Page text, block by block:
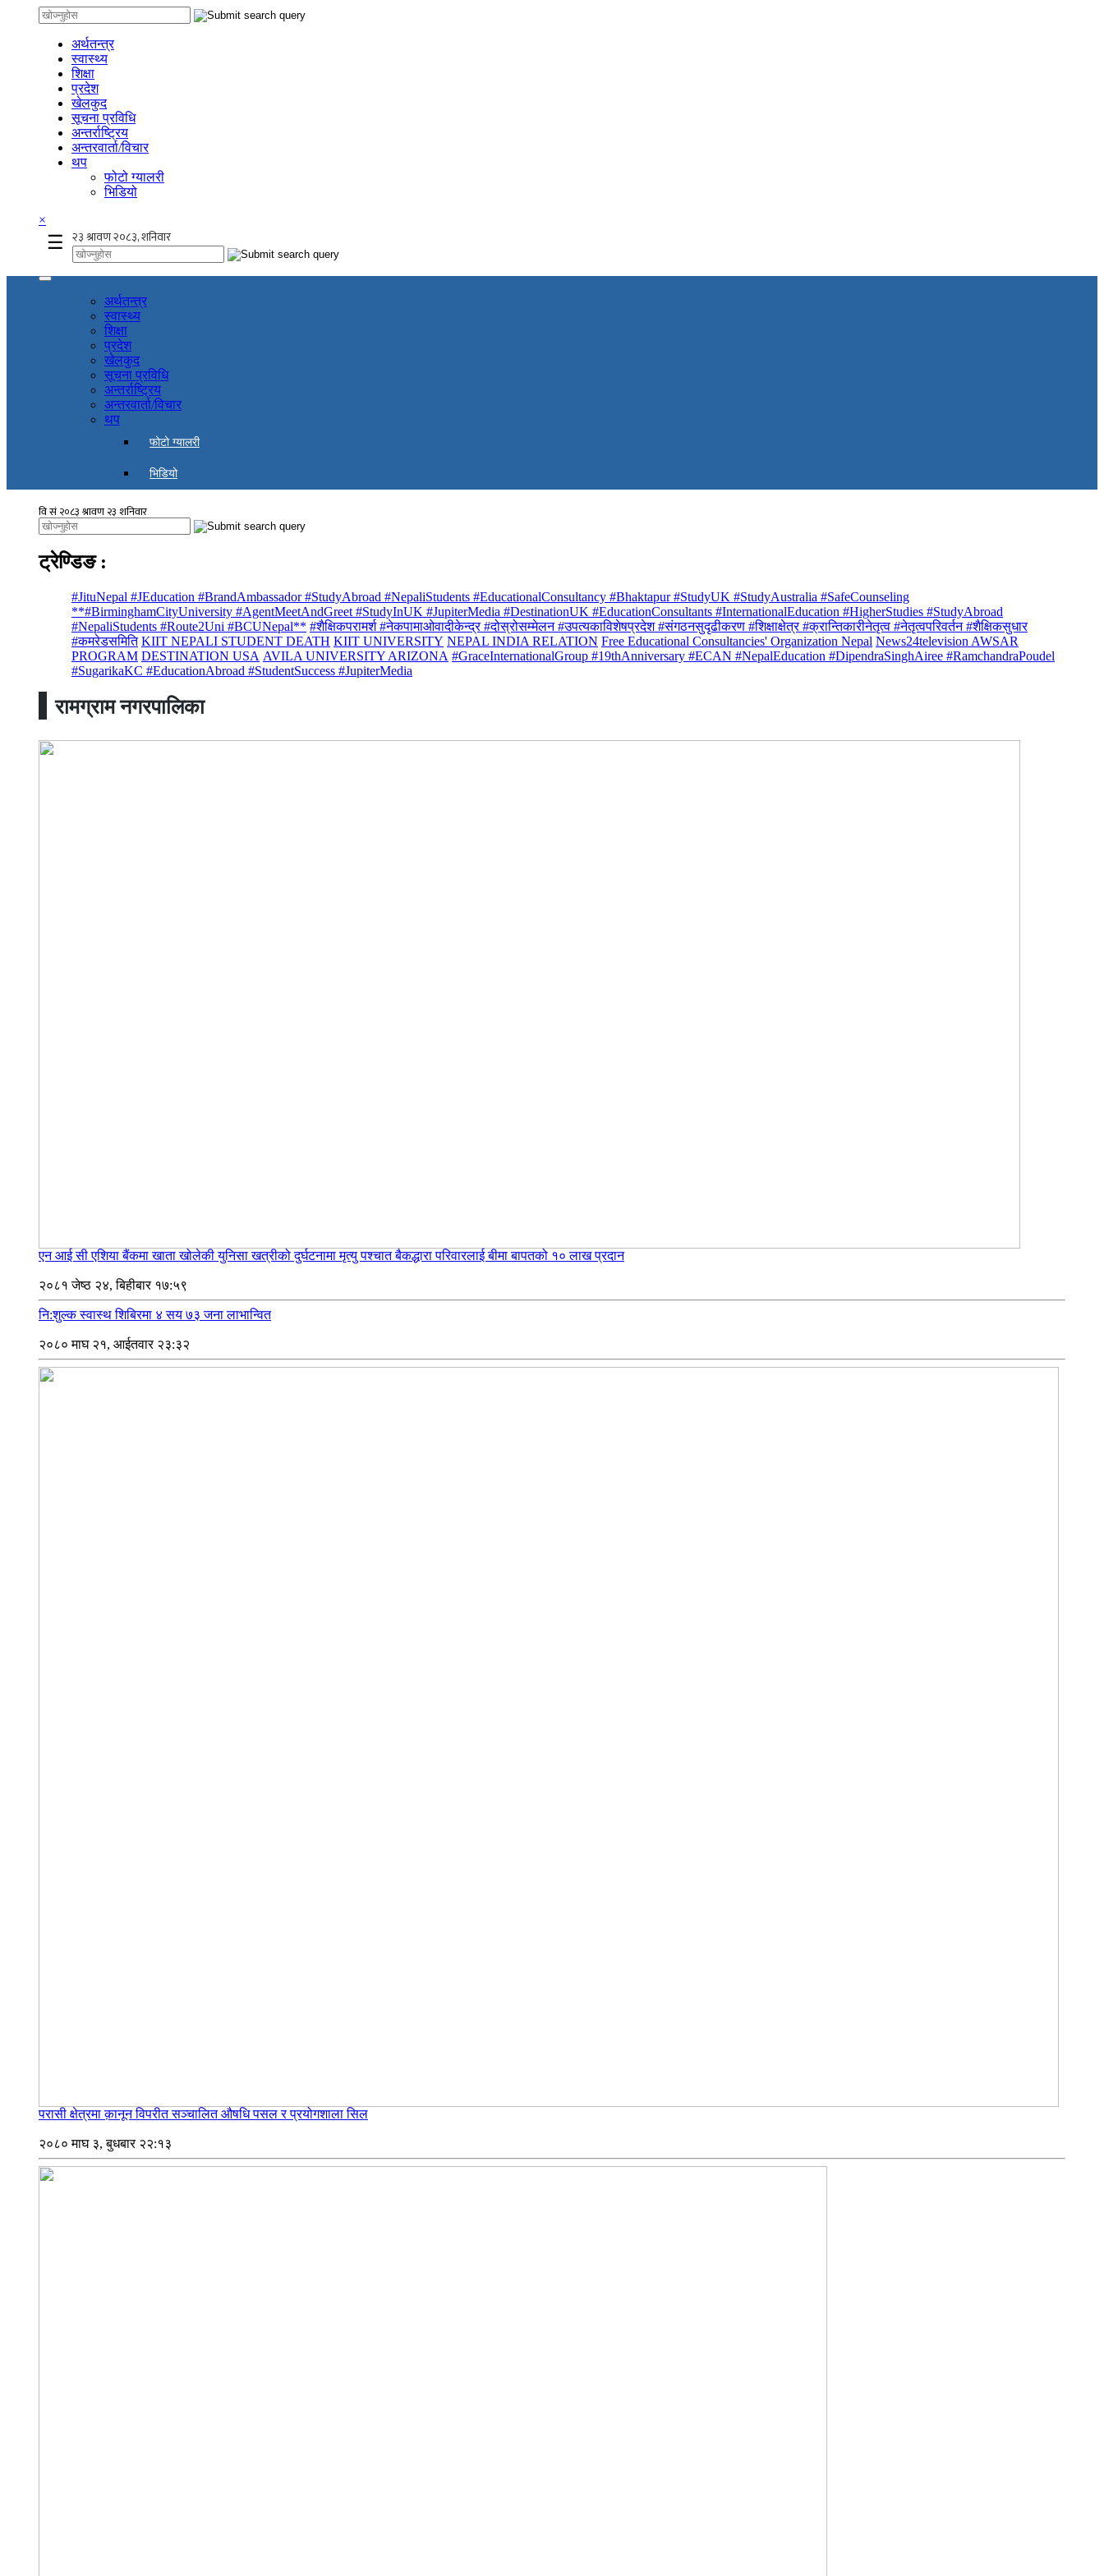
अर्थतन्त्र
स्वास्थ्य
शिक्षा
प्रदेश
खेलकुद
सूचना प्रविधि
अन्तर्राष्ट्रिय
अन्तरवार्ता/विचार
थप
फोटो ग्यालरी
भिडियो
×
☰
अर्थतन्त्र
स्वास्थ्य
शिक्षा
प्रदेश
खेलकुद
सूचना प्रविधि
अन्तर्राष्ट्रिय
अन्तरवार्ता/विचार
थप
फोटो ग्यालरी
भिडियो
ट्रेण्डिङ :
#JituNepal #JEducation #BrandAmbassador #StudyAbroad #NepaliStudents #EducationalConsultancy #Bhaktapur #StudyUK #StudyAustralia #SafeCounseling
**#BirminghamCityUniversity #AgentMeetAndGreet #StudyInUK #JupiterMedia #DestinationUK #EducationConsultants #InternationalEducation #HigherStudies #StudyAbroad
#NepaliStudents #Route2Uni #BCUNepal** #शैक्षिकपरामर्श #नेकपामाओवादीकेन्द्र #दोस्रोसम्मेलन #उपत्यकाविशेषप्रदेश #संगठनसुदृढीकरण #शिक्षाक्षेत्र #क्रान्तिकारीनेतृत्व #नेतृत्वपरिवर्तन #शैक्षिकसुधार
#कमरेडसमिति KIIT NEPALI STUDENT DEATH KIIT UNIVERSITY NEPAL INDIA RELATION Free Educational Consultancies' Organization Nepal News24television AWSAR
PROGRAM DESTINATION USA AVILA UNIVERSITY ARIZONA #GraceInternationalGroup #19thAnniversary #ECAN #NepalEducation #DipendraSinghAiree #RamchandraPoudel
#SugarikaKC #EducationAbroad #StudentSuccess #JupiterMedia
रामग्राम नगरपालिका
एन आई सी एशिया बैंकमा खाता खोलेकी युनिसा खत्रीको दुर्घटनामा मृत्यु पश्चात बैकद्धारा परिवारलाई बीमा बापतको १० लाख प्रदान
२०८१ जेष्ठ २४, बिहीबार १७:५९
नि:शुल्क स्वास्थ शिबिरमा ४ सय ७३ जना लाभान्वित
२०८० माघ २१, आईतवार २३:३२
परासी क्षेत्रमा क़ानून विपरीत सञ्चालित औषधि पसल र प्रयोगशाला सिल
२०८० माघ ३, बुधबार २२:१३